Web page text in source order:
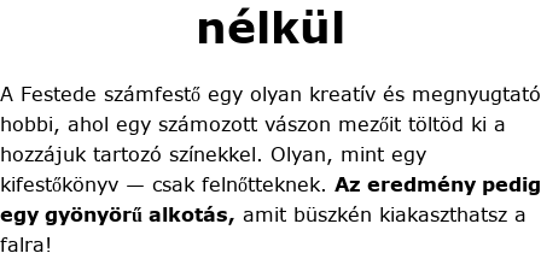
nélkül
A Festede számfestő egy olyan kreatív és megnyugtató
hobbi, ahol egy számozott vászon mezőit töltöd ki a
hozzájuk tartozó színekkel. Olyan, mint egy
kifestőkönyv — csak felnőtteknek. Az eredmény pedig
egy gyönyörű alkotás, amit büszkén kiakaszthatsz a
falra!